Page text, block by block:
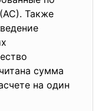
Также
сумма
на один